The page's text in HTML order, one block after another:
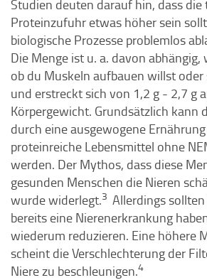
Studien deuten darauf hin, dass die
Proteinzufuhr etwas höher sein
biologische Prozesse problemlos
Die Menge ist u. a. davon
ob du Muskeln aufbauen willst
und erstreckt sich von 1,2 g - 2,7 g
Körpergewicht. Grundsätzlich kann
durch eine ausgewogene
proteinreiche Lebensmittel ohne
werden. Der Mythos, dass diese
gesunden Menschen die Nieren
wurde widerlegt.3 Allerdings
bereits eine Nierenerkrankung
wiederum reduzieren. Eine höhere
scheint die Verschlechterung der
Niere zu beschleunigen.4